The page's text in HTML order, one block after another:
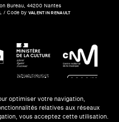
optimiser votre navigation,
relatives aux réseaux
vous acceptez cette utilisation.
Bureau, 44200 Nantes
/ Code by VALENTIN RENAULT